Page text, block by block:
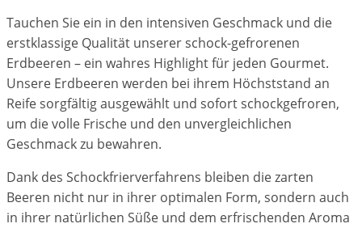
Tauchen Sie ein in den intensiven Geschmack und die
erstklassige Qualität unserer schock-gefrorenen
Erdbeeren – ein wahres Highlight für jeden Gourmet.
Unsere Erdbeeren werden bei ihrem Höchststand an
Reife sorgfältig ausgewählt und sofort schockgefroren,
um die volle Frische und den unvergleichlichen
Geschmack zu bewahren.
Dank des Schockfrierverfahrens bleiben die zarten
Beeren nicht nur in ihrer optimalen Form, sondern auch
in ihrer natürlichen Süße und dem erfrischenden Aroma